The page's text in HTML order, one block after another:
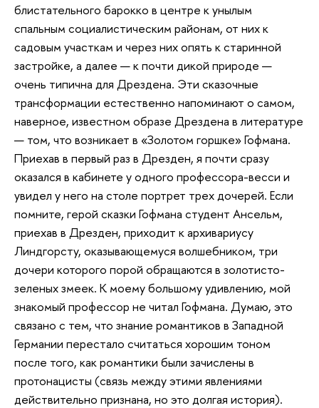
блистательного барокко в центре к унылым
спальным социалистическим районам, от них к
садовым участкам и через них опять к старинной
застройке, а далее — к почти дикой природе —
очень типична для Дрездена. Эти сказочные
трансформации естественно напоминают о самом,
наверное, известном образе Дрездена в литературе
— том, что возникает в «Золотом горшке» Гофмана.
Приехав в первый раз в Дрезден, я почти сразу
оказался в кабинете у одного профессора-весси и
увидел у него на столе портрет трех дочерей. Если
помните, герой сказки Гофмана студент Ансельм,
приехав в Дрезден, приходит к архивариусу
Линдгорсту, оказывающемуся волшебником, три
дочери которого порой обращаются в золотисто-
зеленых змеек. К моему большому удивлению, мой
знакомый профессор не читал Гофмана. Думаю, это
связано с тем, что знание романтиков в Западной
Германии перестало считаться хорошим тоном
после того, как романтики были зачислены в
протонацисты (связь между этими явлениями
действительно признана, но это долгая история).